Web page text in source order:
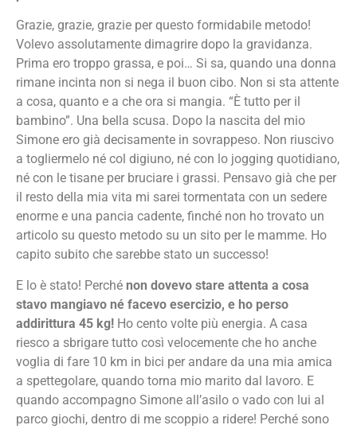
Grazie, grazie, grazie per questo formidabile metodo!
Volevo assolutamente dimagrire dopo la gravidanza.
Prima ero troppo grassa, e poi… Si sa, quando una donna
rimane incinta non si nega il buon cibo. Non si sta attente
a cosa, quanto e a che ora si mangia. “È tutto per il
bambino”. Una bella scusa. Dopo la nascita del mio
Simone ero già decisamente in sovrappeso. Non riuscivo
a togliermelo né col digiuno, né con lo jogging quotidiano,
né con le tisane per bruciare i grassi. Pensavo già che per
il resto della mia vita mi sarei tormentata con un sedere
enorme e una pancia cadente, finché non ho trovato un
articolo su questo metodo su un sito per le mamme. Ho
capito subito che sarebbe stato un successo!
E lo è stato! Perché non dovevo stare attenta a cosa
stavo mangiavo né facevo esercizio, e ho perso
addirittura 45 kg! Ho cento volte più energia. A casa
riesco a sbrigare tutto così velocemente che ho anche
voglia di fare 10 km in bici per andare da una mia amica
a spettegolare, quando torna mio marito dal lavoro. E
quando accompagno Simone all’asilo o vado con lui al
parco giochi, dentro di me scoppio a ridere! Perché sono